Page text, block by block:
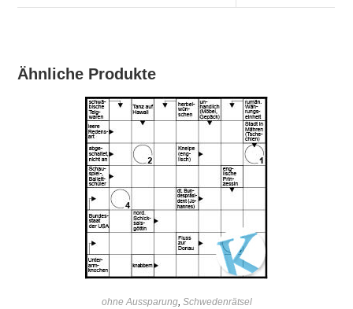
Ähnliche Produkte
ohne Aussparung, Schwedenrätsel